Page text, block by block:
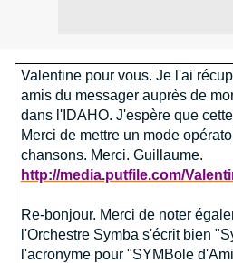
Valentine pour vous. Je l'ai
amis du messager auprès de
dans l'IDAHO. J'espère que
Merci de mettre un mode
chansons. Merci. Guillaume.
http://media.putfile.com/
Re-bonjour. Merci de noter
l'Orchestre Symba s'écrit bien
l'acronyme pour "SYMBole